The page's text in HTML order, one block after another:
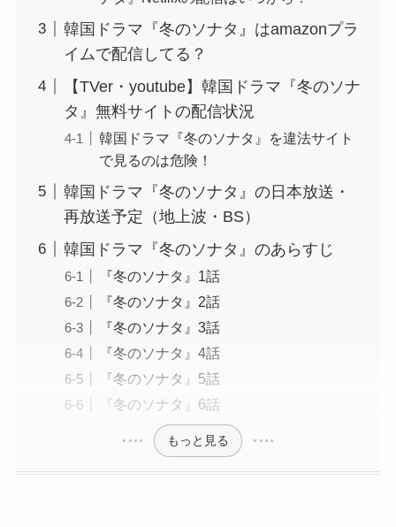
韓国ドラマ『冬のソナタ』はamazonプラ
イムで配信してる？
【TVer・youtube】韓国ドラマ『冬のソナ
タ』無料サイトの配信状況
韓国ドラマ『冬のソナタ』を違法サイト
で見るのは危険！
韓国ドラマ『冬のソナタ』の日本放送・
再放送予定（地上波・BS）
韓国ドラマ『冬のソナタ』のあらすじ
『冬のソナタ』1話
『冬のソナタ』2話
『冬のソナタ』3話
『冬のソナタ』4話
『冬のソナタ』5話
『冬のソナタ』6話
もっと見る